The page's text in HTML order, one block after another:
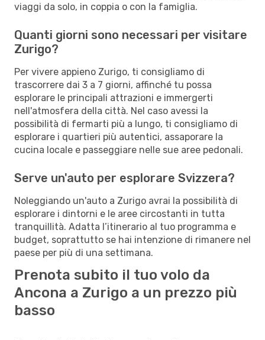
viaggi da solo, in coppia o con la famiglia.
Quanti giorni sono necessari per visitare
Zurigo?
Per vivere appieno Zurigo, ti consigliamo di
trascorrere dai 3 a 7 giorni, affinché tu possa
esplorare le principali attrazioni e immergerti
nell'atmosfera della città. Nel caso avessi la
possibilità di fermarti più a lungo, ti consigliamo di
esplorare i quartieri più autentici, assaporare la
cucina locale e passeggiare nelle sue aree pedonali.
Serve un'auto per esplorare Svizzera?
Noleggiando un'auto a Zurigo avrai la possibilità di
esplorare i dintorni e le aree circostanti in tutta
tranquillità. Adatta l’itinerario al tuo programma e
budget, soprattutto se hai intenzione di rimanere nel
paese per più di una settimana.
Prenota subito il tuo volo da
Ancona a Zurigo a un prezzo più
basso